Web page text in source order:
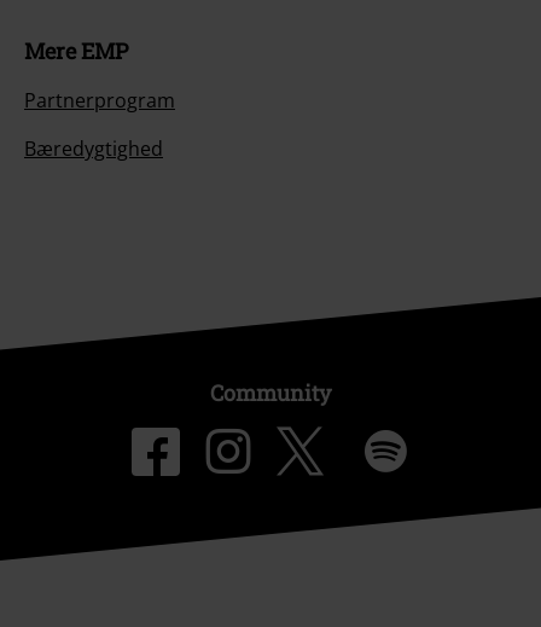
Mere EMP
Partnerprogram
Bæredygtighed
Community